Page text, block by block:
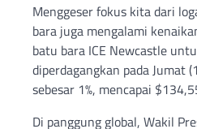
Menggeser fokus kita dari
bara juga mengalami
batu bara ICE Newcastle
diperdagangkan pada Jumat
sebesar 1%, mencapai
Di panggung global, Wakil